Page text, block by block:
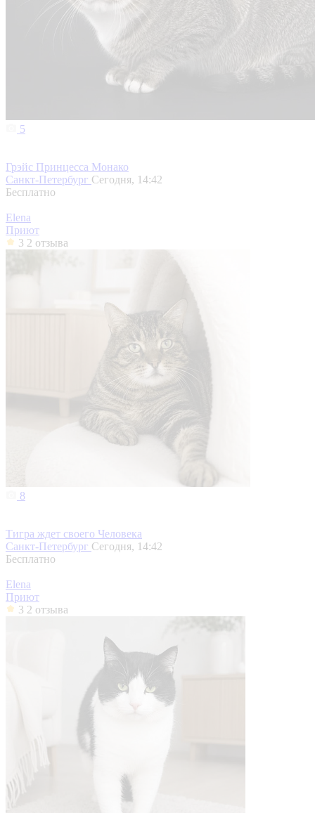
5
Грэйс Принцесса Монако
Санкт-Петербург Сегодня, 14:42
Бесплатно
Elena
Приют
3 2 отзыва
8
Тигра ждет своего Человека
Санкт-Петербург Сегодня, 14:42
Бесплатно
Elena
Приют
3 2 отзыва